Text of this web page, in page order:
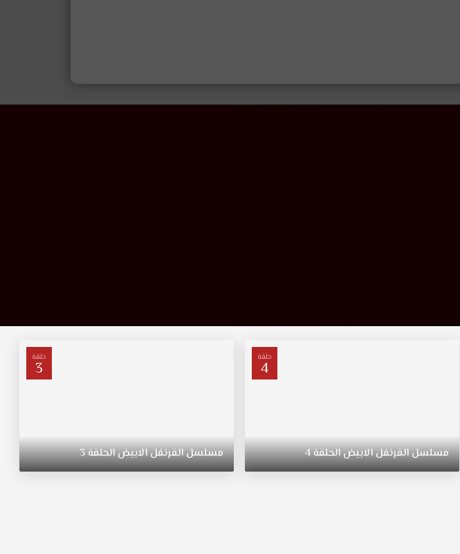
حلقة
4
مسلسلالقرنفلالابيضالحلقة4
حلقة
3
مسلسلالقرنفلالابيضالحلقة3